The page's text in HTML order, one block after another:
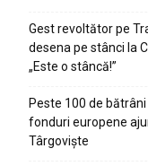
Gest revoltător pe
desena pe stânci la
„Este o stâncă!”
Peste 100 de
fonduri europene
Târgoviște